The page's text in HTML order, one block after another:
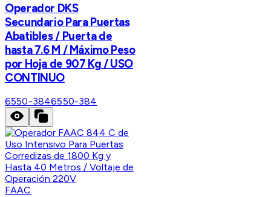
Operador DKS
Secundario Para Puertas
Abatibles / Puerta de
hasta 7.6 M / Máximo Peso
por Hoja de 907 Kg / USO
CONTINUO
6550-3846550-384
FAAC